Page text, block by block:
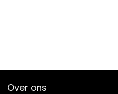
Over ons